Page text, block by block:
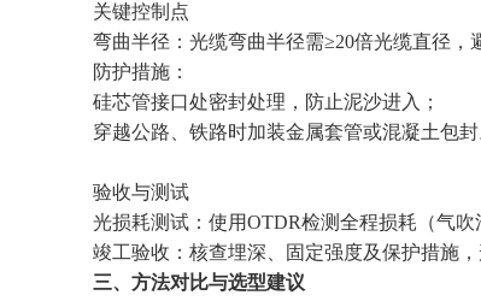
关键控制点‌
弯曲半径‌：光缆弯曲半径需≥20倍光缆直径，
防护措施‌：
硅芯管接口处密封处理，防止泥沙进入‌；
穿越公路、铁路时加装金属套管或混凝土包封‌
验收与测试‌
光损耗测试‌：使用OTDR检测全程损耗（气吹
竣工验收‌：核查埋深、固定强度及保护措施，
三、‌方法对比与选型建议‌